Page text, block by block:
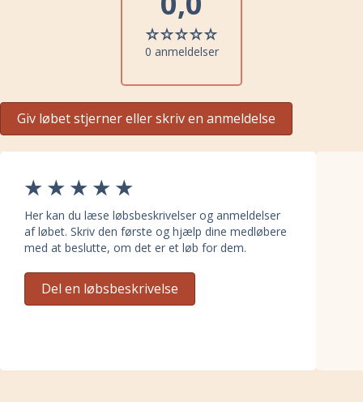
0 anmeldelser
Giv løbet stjerner eller skriv en anmeldelse
Her kan du læse løbsbeskrivelser og anmeldelser
af løbet. Skriv den første og hjælp dine medløbere
med at beslutte, om det er et løb for dem.
Del en løbsbeskrivelse